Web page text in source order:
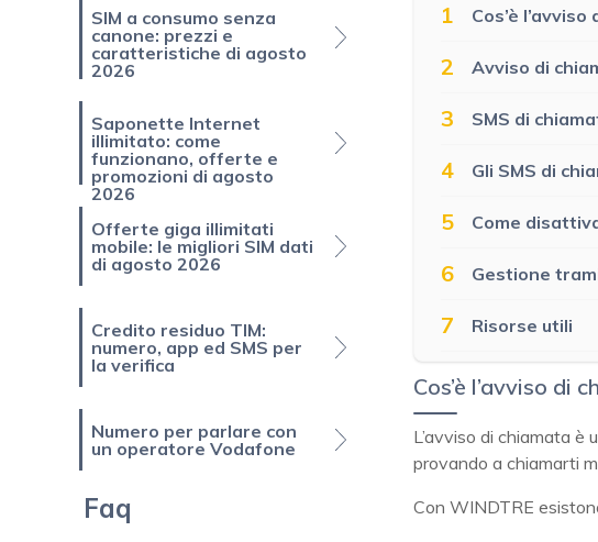
SIM a consumo senza
canone: prezzi e
caratteristiche di agosto
2026
Saponette Internet
illimitato: come
funzionano, offerte e
promozioni di agosto
2026
Offerte giga illimitati
mobile: le migliori SIM dati
di agosto 2026
Credito residuo TIM:
numero, app ed SMS per
la verifica
Numero per parlare con
un operatore Vodafone
Faq
1 Cos’è
2 Avviso di
3 SMS di
4 Gli SMS di
5 Come
6 Gestione
7 Risorse utili
Cos’è l’avviso di
L’avviso di chiamata è
provando a chiamarti
Con WINDTRE